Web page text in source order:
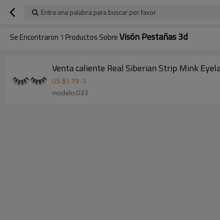
Entra una palabra para buscar por favor
Se Encontraron 1 Productos SobreVisón Pestañas 3d
Venta caliente Real Siberian Strip Mink
US $1.79-3
modelo:033